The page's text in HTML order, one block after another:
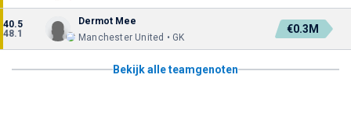
40.5
48.1
Dermot Mee
Manchester United • GK
€0.3M
Bekijk alle teamgenoten